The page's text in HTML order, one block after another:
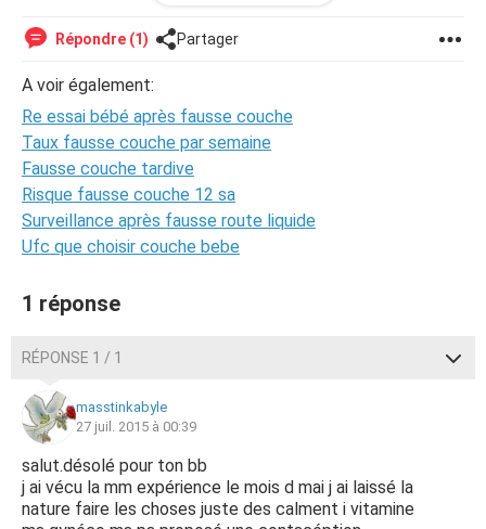
saignement du a cette grossesse arrêter s'arrêtent
(depuis 2jours). J'ai l'intention bien sûr de ré essayer bébé,
le médecin m'a conseiller de bien me protéger avant le
retour de couche et de prendre la contraception 1mois
après le retour de couche. J'ai des vitaminesB a prendre
4semaines a partir du moment ou j'arrêterai la pillule (donc
4semaines avant la conception)
Plusieurs questions:
Le temps me semble tellement long, quand vas arriver
mon retour de couche?
La re prise de la pilule est elle vraiment naisséssaire?
essaie?
je continue?
merci d'avances pour vos réponses/conseils.
Répondre (1) Partager
A voir également:
Re essai bébé après fausse couche
Taux fausse couche par semaine
Fausse couche tardive
Risque fausse couche 12 sa
Surveillance après fausse route liquide
Ufc que choisir couche bebe
1 réponse
RÉPONSE 1 / 1
masstinkabyle
27 juil. 2015 à 00:39
salut.désolé pour ton bb
j ai vécu la mm expérience le mois d mai j ai laissé la
nature faire les choses juste des calment i vitamine